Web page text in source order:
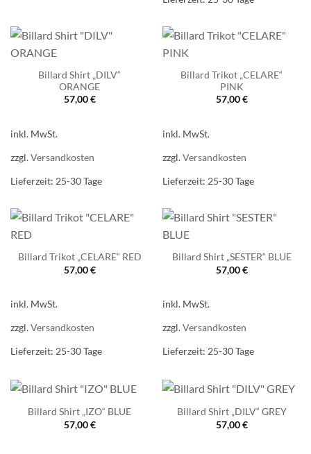
Billard Shirt „DILV“
ORANGE
57,00€
inkl. MwSt.
zzgl.Versandkosten
Lieferzeit: 25-30 Tage
Billard Trikot „CELARE“
PINK
57,00€
inkl. MwSt.
zzgl.Versandkosten
Lieferzeit: 25-30 Tage
Billard Trikot „CELARE“ RED
57,00€
inkl. MwSt.
zzgl.Versandkosten
Lieferzeit: 25-30 Tage
Billard Shirt „SESTER“ BLUE
57,00€
inkl. MwSt.
zzgl.Versandkosten
Lieferzeit: 25-30 Tage
Billard Shirt „IZO“ BLUE
57,00€
Billard Shirt „DILV“ GREY
57,00€